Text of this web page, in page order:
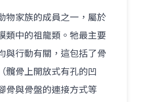
物家族的成員之一，屬於
類中的祖龍類。牠最主要
與行動有關，這包括了骨
髖骨上開放式有孔的凹
骨與骨盤的連接方式等